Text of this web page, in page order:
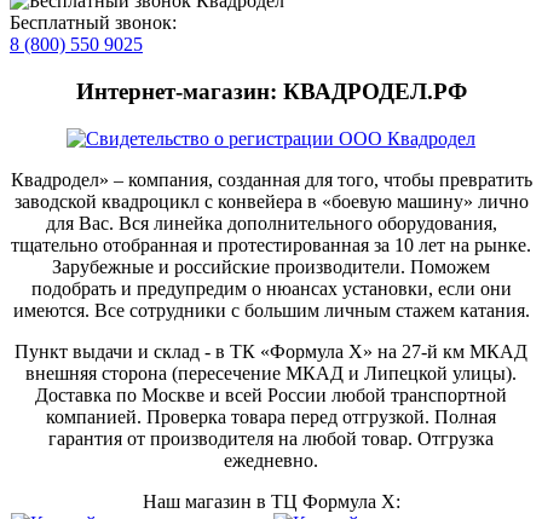
Бесплатный звонок:
8 (800) 550 9025
Интернет-магазин: КВАДРОДЕЛ.РФ
Квадродел» – компания, созданная для того, чтобы превратить
заводской квадроцикл с конвейера в «боевую машину» лично
для Вас. Вся линейка дополнительного оборудования,
тщательно отобранная и протестированная за 10 лет на рынке.
Зарубежные и российские производители. Поможем
подобрать и предупредим о нюансах установки, если они
имеются. Все сотрудники с большим личным стажем катания.
Пункт выдачи и склад - в ТК «Формула X» на 27-й км МКАД
внешняя сторона (пересечение МКАД и Липецкой улицы).
Доставка по Москве и всей России любой транспортной
компанией. Проверка товара перед отгрузкой. Полная
гарантия от производителя на любой товар. Отгрузка
ежедневно.
Наш магазин в ТЦ Формула Х: